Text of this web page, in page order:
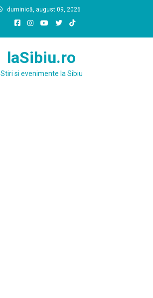
duminică, august 09, 2026
laSibiu.ro
Stiri si evenimente la Sibiu